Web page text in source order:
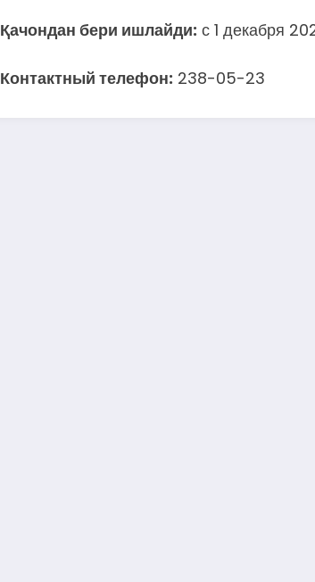
Қачондан бери ишлайди: с 1 декабря
Контактный телефон: 238-05-23